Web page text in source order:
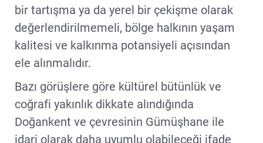
bir tartışma ya da yerel bir çekişme olarak
değerlendirilmemeli, bölge halkının yaşam
kalitesi ve kalkınma potansiyeli açısından
ele alınmalıdır.
Bazı görüşlere göre kültürel bütünlük ve
coğrafi yakınlık dikkate alındığında
Doğankent ve çevresinin Gümüşhane ile
idari olarak daha uyumlu olabileceği ifade